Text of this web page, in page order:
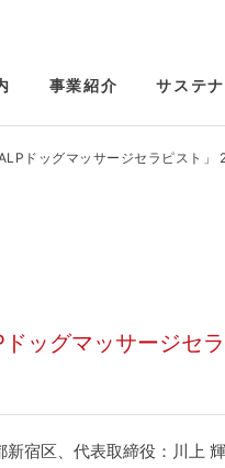
事業紹介 サステ
ドッグマッサージセラピスト
ッグマッサージセ
宿区、代表取締役：川上